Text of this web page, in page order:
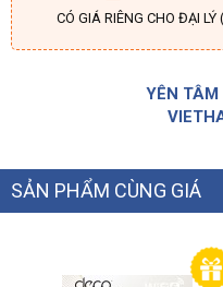
CÓ GIÁ RIÊNG CHO ĐẠI
YÊN TÂM
SẢN PHẨM CÙNG GIÁ